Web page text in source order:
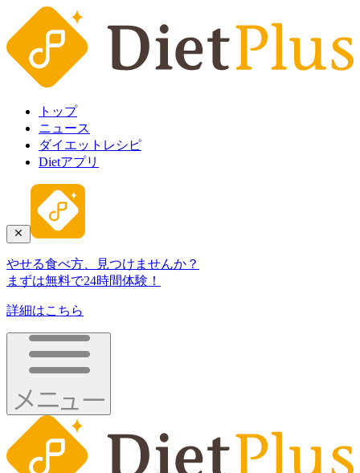
トップ
ニュース
ダイエットレシピ
Dietアプリ
やせる食べ方、見つけませんか？
まずは無料で24時間体験！
詳細はこちら